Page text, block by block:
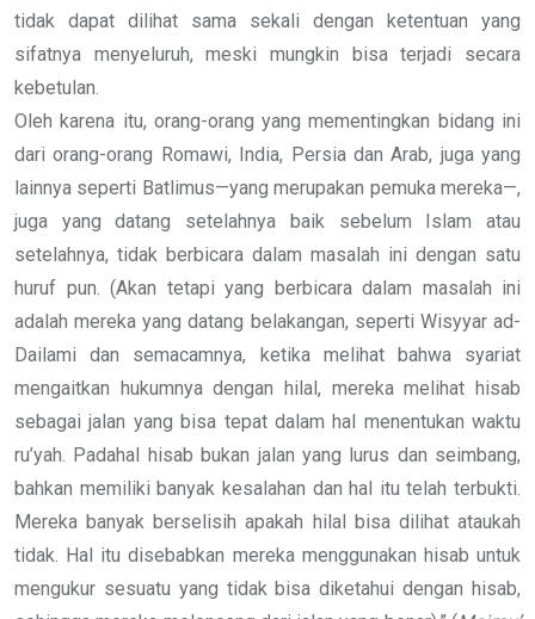
tidak dapat dilihat sama sekali dengan ketentuan yang
sifatnya menyeluruh, meski mungkin bisa terjadi secara
kebetulan.
Oleh karena itu, orang-orang yang mementingkan bidang ini
dari orang-orang Romawi, India, Persia dan Arab, juga yang
lainnya seperti Batlimus—yang merupakan pemuka mereka—,
juga yang datang setelahnya baik sebelum Islam atau
setelahnya, tidak berbicara dalam masalah ini dengan satu
huruf pun. (Akan tetapi yang berbicara dalam masalah ini
adalah mereka yang datang belakangan, seperti Wisyyar ad-
Dailami dan semacamnya, ketika melihat bahwa syariat
mengaitkan hukumnya dengan hilal, mereka melihat hisab
sebagai jalan yang bisa tepat dalam hal menentukan waktu
ru’yah. Padahal hisab bukan jalan yang lurus dan seimbang,
bahkan memiliki banyak kesalahan dan hal itu telah terbukti.
Mereka banyak berselisih apakah hilal bisa dilihat ataukah
tidak. Hal itu disebabkan mereka menggunakan hisab untuk
mengukur sesuatu yang tidak bisa diketahui dengan hisab,